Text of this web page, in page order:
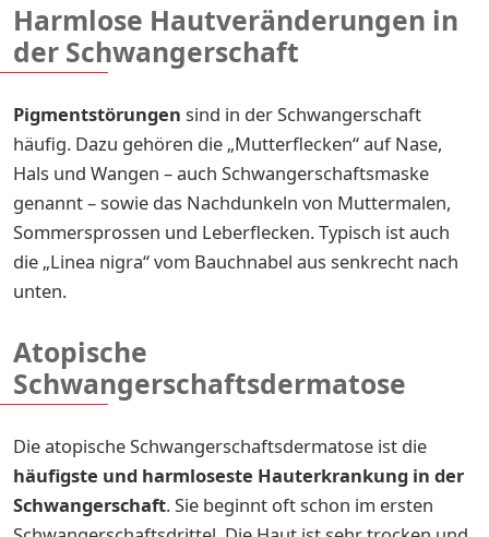
Harmlose Hautveränderungen in
der Schwangerschaft
Pigmentstörungen sind in der Schwangerschaft
häufig. Dazu gehören die „Mutterflecken“ auf Nase,
Hals und Wangen – auch Schwangerschaftsmaske
genannt – sowie das Nachdunkeln von Muttermalen,
Sommersprossen und Leberflecken. Typisch ist auch
die „Linea nigra“ vom Bauchnabel aus senkrecht nach
unten.
Atopische
Schwangerschaftsdermatose
Die atopische Schwangerschaftsdermatose ist die
häufigste und harmloseste Hauterkrankung in der
Schwangerschaft. Sie beginnt oft schon im ersten